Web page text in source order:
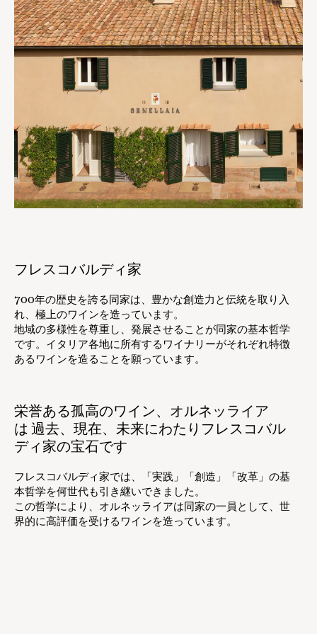
フレスコバルディ家
700年の歴史を誇る同家は、豊かな創造力と伝統を取り入
れ、極上のワインを造っています。
地域の多様性を尊重し、発展させることが同家の基本哲学
です。イタリア各地に所有するワイナリーがそれぞれ特徴
あるワインを造ることを願っています。
栄誉ある孤高のワイン、オルネッライア
は 過去、現在、未来にわたりフレスコバル
ディ家の宝石です
フレスコバルディ家では、「実践」「創造」「改革」の基
本哲学を何世代も引き継いできました。
この哲学により、オルネッライアは同家の一員として、世
界的に高評価を受けるワインを造っています。